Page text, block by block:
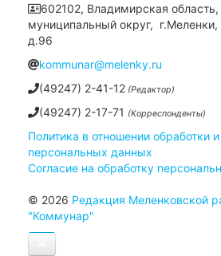
602102, Владимирская
муниципальный округ,
д.96
kommunar@melenky.ru
(49247) 2-41-12 (Редактор)
(49247) 2-17-71 (Корреспонденты)
Политика в отношении обработки
персональных данных
Согласие на обработку
© 2026 Редакция Меленковской
"Коммунар"